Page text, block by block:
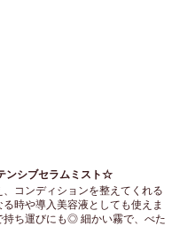
ンシブセラムミスト☆
コンディションを整えてくれる
時や導入美容液としても使えま
持ち運びにも◎ 細かい霧で、べた